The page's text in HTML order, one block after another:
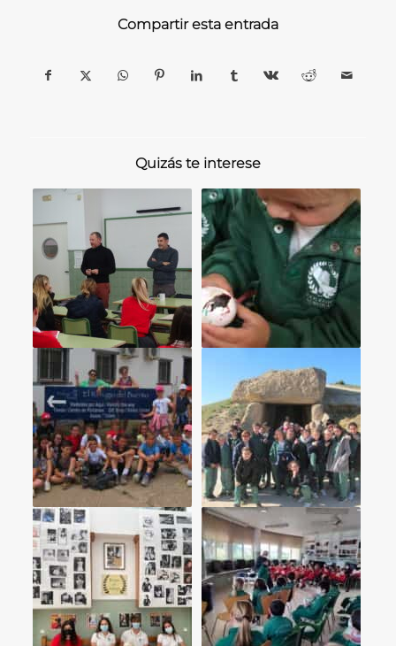
Compartir esta entrada
Quizás te interese